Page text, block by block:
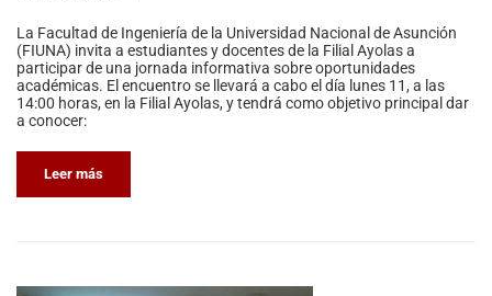
La Facultad de Ingeniería de la Universidad Nacional de Asunción
(FIUNA) invita a estudiantes y docentes de la Filial Ayolas a
participar de una jornada informativa sobre oportunidades
académicas. El encuentro se llevará a cabo el día lunes 11, a las
14:00 horas, en la Filial Ayolas, y tendrá como objetivo principal dar
a conocer:
Leer más